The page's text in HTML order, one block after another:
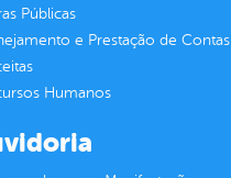
Públicas
e Prestação de Contas
Humanos